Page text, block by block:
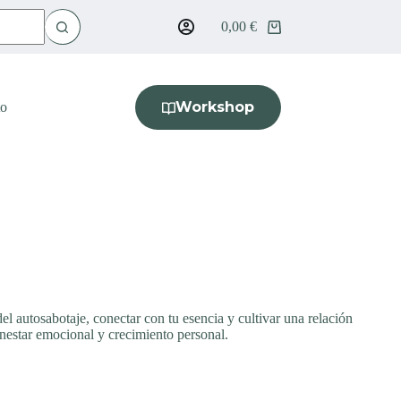
0,00€
Workshop
autosabotaje, conectar con tu esencia y cultivar una relación
emocional y crecimiento personal.